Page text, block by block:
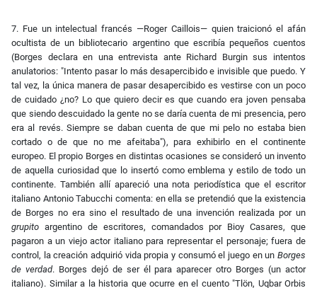
7. Fue un intelectual francés —Roger Caillois— quien traicionó el afán
ocultista de un bibliotecario argentino que escribía pequeños cuentos
(Borges declara en una entrevista ante Richard Burgin sus intentos
anulatorios: "Intento pasar lo más desapercibido e invisible que puedo. Y
tal vez, la única manera de pasar desapercibido es vestirse con un poco
de cuidado ¿no? Lo que quiero decir es que cuando era joven pensaba
que siendo descuidado la gente no se daría cuenta de mi presencia, pero
era al revés. Siempre se daban cuenta de que mi pelo no estaba bien
cortado o de que no me afeitaba"), para exhibirlo en el continente
europeo. El propio Borges en distintas ocasiones se consideró un invento
de aquella curiosidad que lo insertó como emblema y estilo de todo un
continente. También allí apareció una nota periodística que el escritor
italiano Antonio Tabucchi comenta: en ella se pretendió que la existencia
de Borges no era sino el resultado de una invención realizada por un
grupito argentino de escritores, comandados por Bioy Casares, que
pagaron a un viejo actor italiano para representar el personaje; fuera de
control, la creación adquirió vida propia y consumó el juego en un Borges
de verdad. Borges dejó de ser él para aparecer otro Borges (un actor
italiano). Similar a la historia que ocurre en el cuento "Tlön, Uqbar Orbis